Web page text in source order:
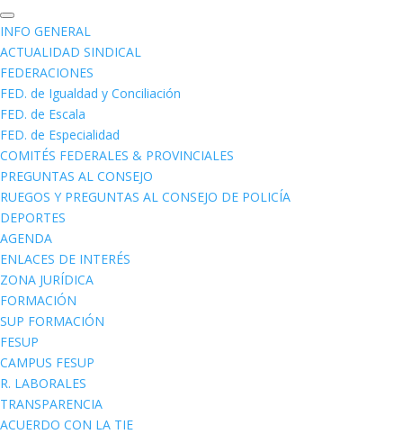
INFO GENERAL
ACTUALIDAD SINDICAL
FEDERACIONES
FED. de Igualdad y Conciliación
FED. de Escala
FED. de Especialidad
COMITÉS FEDERALES & PROVINCIALES
PREGUNTAS AL CONSEJO
RUEGOS Y PREGUNTAS AL CONSEJO DE POLICÍA
DEPORTES
AGENDA
ENLACES DE INTERÉS
ZONA JURÍDICA
FORMACIÓN
SUP FORMACIÓN
FESUP
CAMPUS FESUP
R. LABORALES
TRANSPARENCIA
ACUERDO CON LA TIE